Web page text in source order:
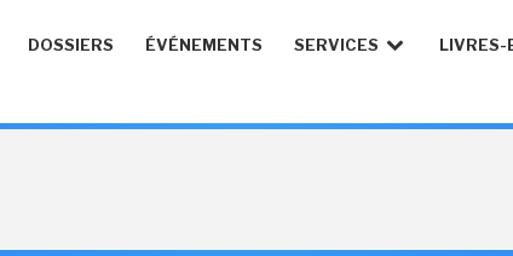
DOSSIERS ÉVÉNEMENTS SERVICES LIVRES-